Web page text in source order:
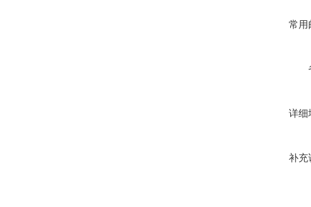
常用
详细
补充